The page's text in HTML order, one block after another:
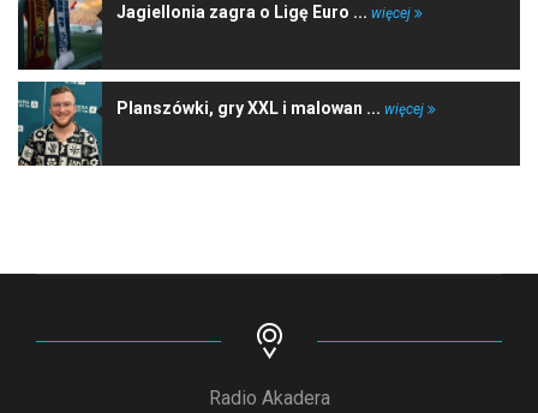
Jagiellonia zagra o Ligę Euro ... więcej
Planszówki, gry XXL i malowan ... więcej
Radio Akadera